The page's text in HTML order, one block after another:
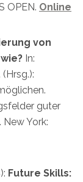
OPEN. Online
von
In:
guter
York:
Future Skills: